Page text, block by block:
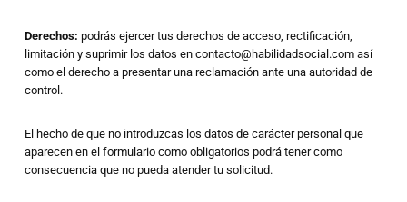
Derechos: podrás ejercer tus derechos de acceso, rectificación,
limitación y suprimir los datos en contacto@habilidadsocial.com así
como el derecho a presentar una reclamación ante una autoridad de
control.
El hecho de que no introduzcas los datos de carácter personal que
aparecen en el formulario como obligatorios podrá tener como
consecuencia que no pueda atender tu solicitud.